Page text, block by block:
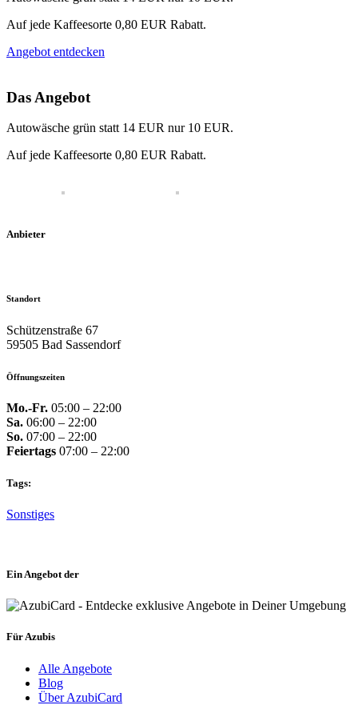
Auf jede Kaffeesorte 0,80 EUR Rabatt.
Angebot entdecken
Das Angebot
Autowäsche grün statt 14 EUR nur 10 EUR.
Auf jede Kaffeesorte 0,80 EUR Rabatt.
Anbieter
Standort
Schützenstraße 67
59505 Bad Sassendorf
Öffnungszeiten
Mo.-Fr. 05:00 – 22:00
Sa. 06:00 – 22:00
So. 07:00 – 22:00
Feiertags 07:00 – 22:00
Tags:
Sonstiges
Ein Angebot der
Für Azubis
Alle Angebote
Blog
Über AzubiCard